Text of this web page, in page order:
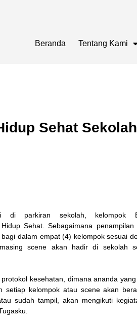
Beranda Tentang Kami
Sehat Sekolah
di parkiran sekolah, kelompok
Sehat. Sebagaimana penampilan
dalam empat (4) kelompok sesuai
scene akan hadir di sekolah
kesehatan, dimana ananda
setiap kelompok atau scene akan
sudah tampil, akan mengikuti